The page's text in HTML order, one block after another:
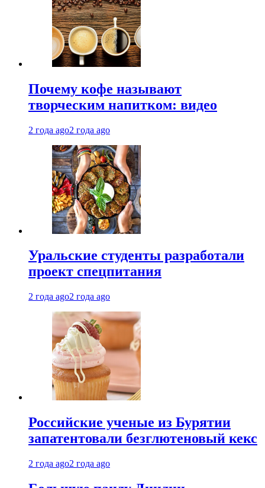
Почему кофе называют
творческим напитком: видео
2 года ago2 года ago
Уральские студенты разработали
проект спецпитания
2 года ago2 года ago
Российские ученые из Бурятии
запатентовали безглютеновый кекс
2 года ago2 года ago